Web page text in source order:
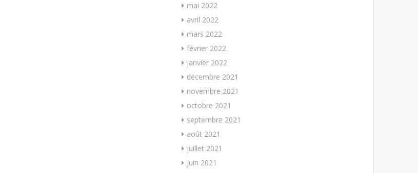
mai 2022
avril 2022
mars 2022
février 2022
janvier 2022
décembre 2021
novembre 2021
octobre 2021
septembre 2021
août 2021
juillet 2021
juin 2021